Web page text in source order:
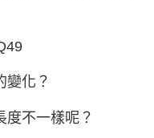
變化？
度不一樣呢？